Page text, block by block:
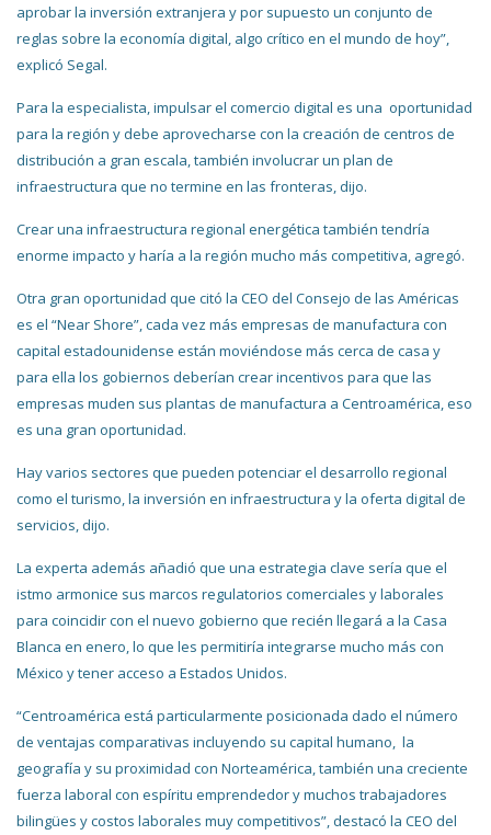
aprobar la inversión extranjera y por supuesto un conjunto de
reglas sobre la economía digital, algo crítico en el mundo de hoy”,
explicó Segal.
Para la especialista, impulsar el comercio digital es una oportunidad
para la región y debe aprovecharse con la creación de centros de
distribución a gran escala, también involucrar un plan de
infraestructura que no termine en las fronteras, dijo.
Crear una infraestructura regional energética también tendría
enorme impacto y haría a la región mucho más competitiva, agregó.
Otra gran oportunidad que citó la CEO del Consejo de las Américas
es el “Near Shore”, cada vez más empresas de manufactura con
capital estadounidense están moviéndose más cerca de casa y
para ella los gobiernos deberían crear incentivos para que las
empresas muden sus plantas de manufactura a Centroamérica, eso
es una gran oportunidad.
Hay varios sectores que pueden potenciar el desarrollo regional
como el turismo, la inversión en infraestructura y la oferta digital de
servicios, dijo.
La experta además añadió que una estrategia clave sería que el
istmo armonice sus marcos regulatorios comerciales y laborales
para coincidir con el nuevo gobierno que recién llegará a la Casa
Blanca en enero, lo que les permitiría integrarse mucho más con
México y tener acceso a Estados Unidos.
“Centroamérica está particularmente posicionada dado el número
de ventajas comparativas incluyendo su capital humano, la
geografía y su proximidad con Norteamérica, también una creciente
fuerza laboral con espíritu emprendedor y muchos trabajadores
bilingües y costos laborales muy competitivos”, destacó la CEO del